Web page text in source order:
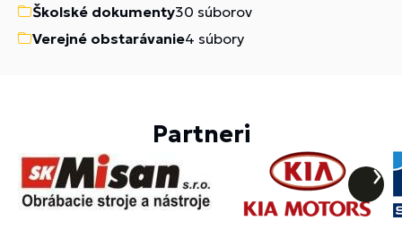
Školské dokumenty30 súborov
Verejné obstarávanie4 súbory
Partneri